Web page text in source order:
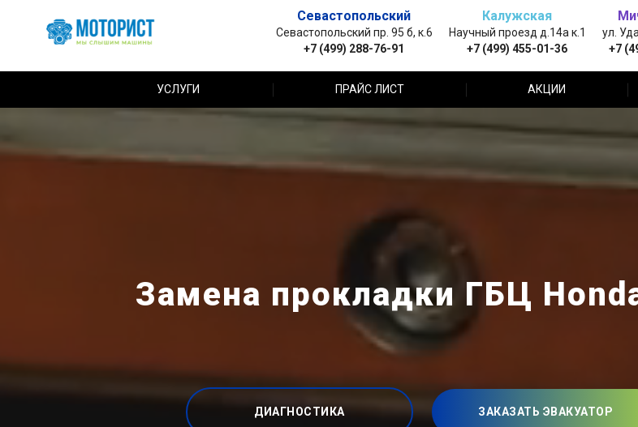
Севастопольский
Севастопольский пр. 95 б, к.6
+7 (499) 288-76-91
Калужская
Научный проезд д.14а к.1
+7 (499) 455-01-36
ул.
+7
УСЛУГИ ПРАЙС ЛИСТ АКЦИИ
Замена прокладки ГБЦ
ДИАГНОСТИКА ЗАКАЗАТЬ ЭВАКУАТОР